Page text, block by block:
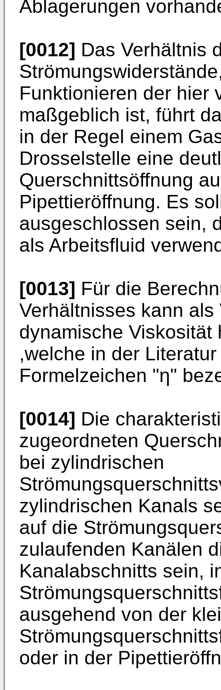
Ablagerungen
[0012] Das Verhältnis
Funktionieren der hier
maßgeblich ist, führt
in der Regel einem
Drosselstelle eine
Querschnittsöffnung
Pipettieröffnung. Es
ausgeschlossen sein,
als Arbeitsfluid
[0013] Für die
Verhältnisses kann
dynamische Viskosität
,welche in der
Formelzeichen "η"
[0014] Die
zugeordneten
bei zylindrischen
zylindrischen Kanals
auf die
zulaufenden Kanälen
Kanalabschnitts sein,
ausgehend von der
oder in der